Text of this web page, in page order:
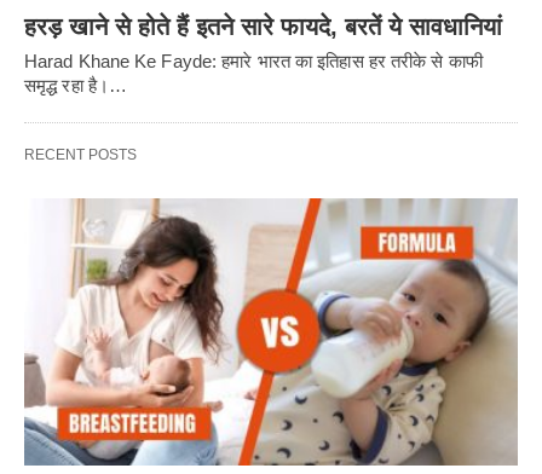
हरड़ खाने से होते हैं इतने सारे फायदे, बरतें ये सावधानियां
Harad Khane Ke Fayde: हमारे भारत का इतिहास हर तरीके से काफी
समृद्ध रहा है।…
RECENT POSTS